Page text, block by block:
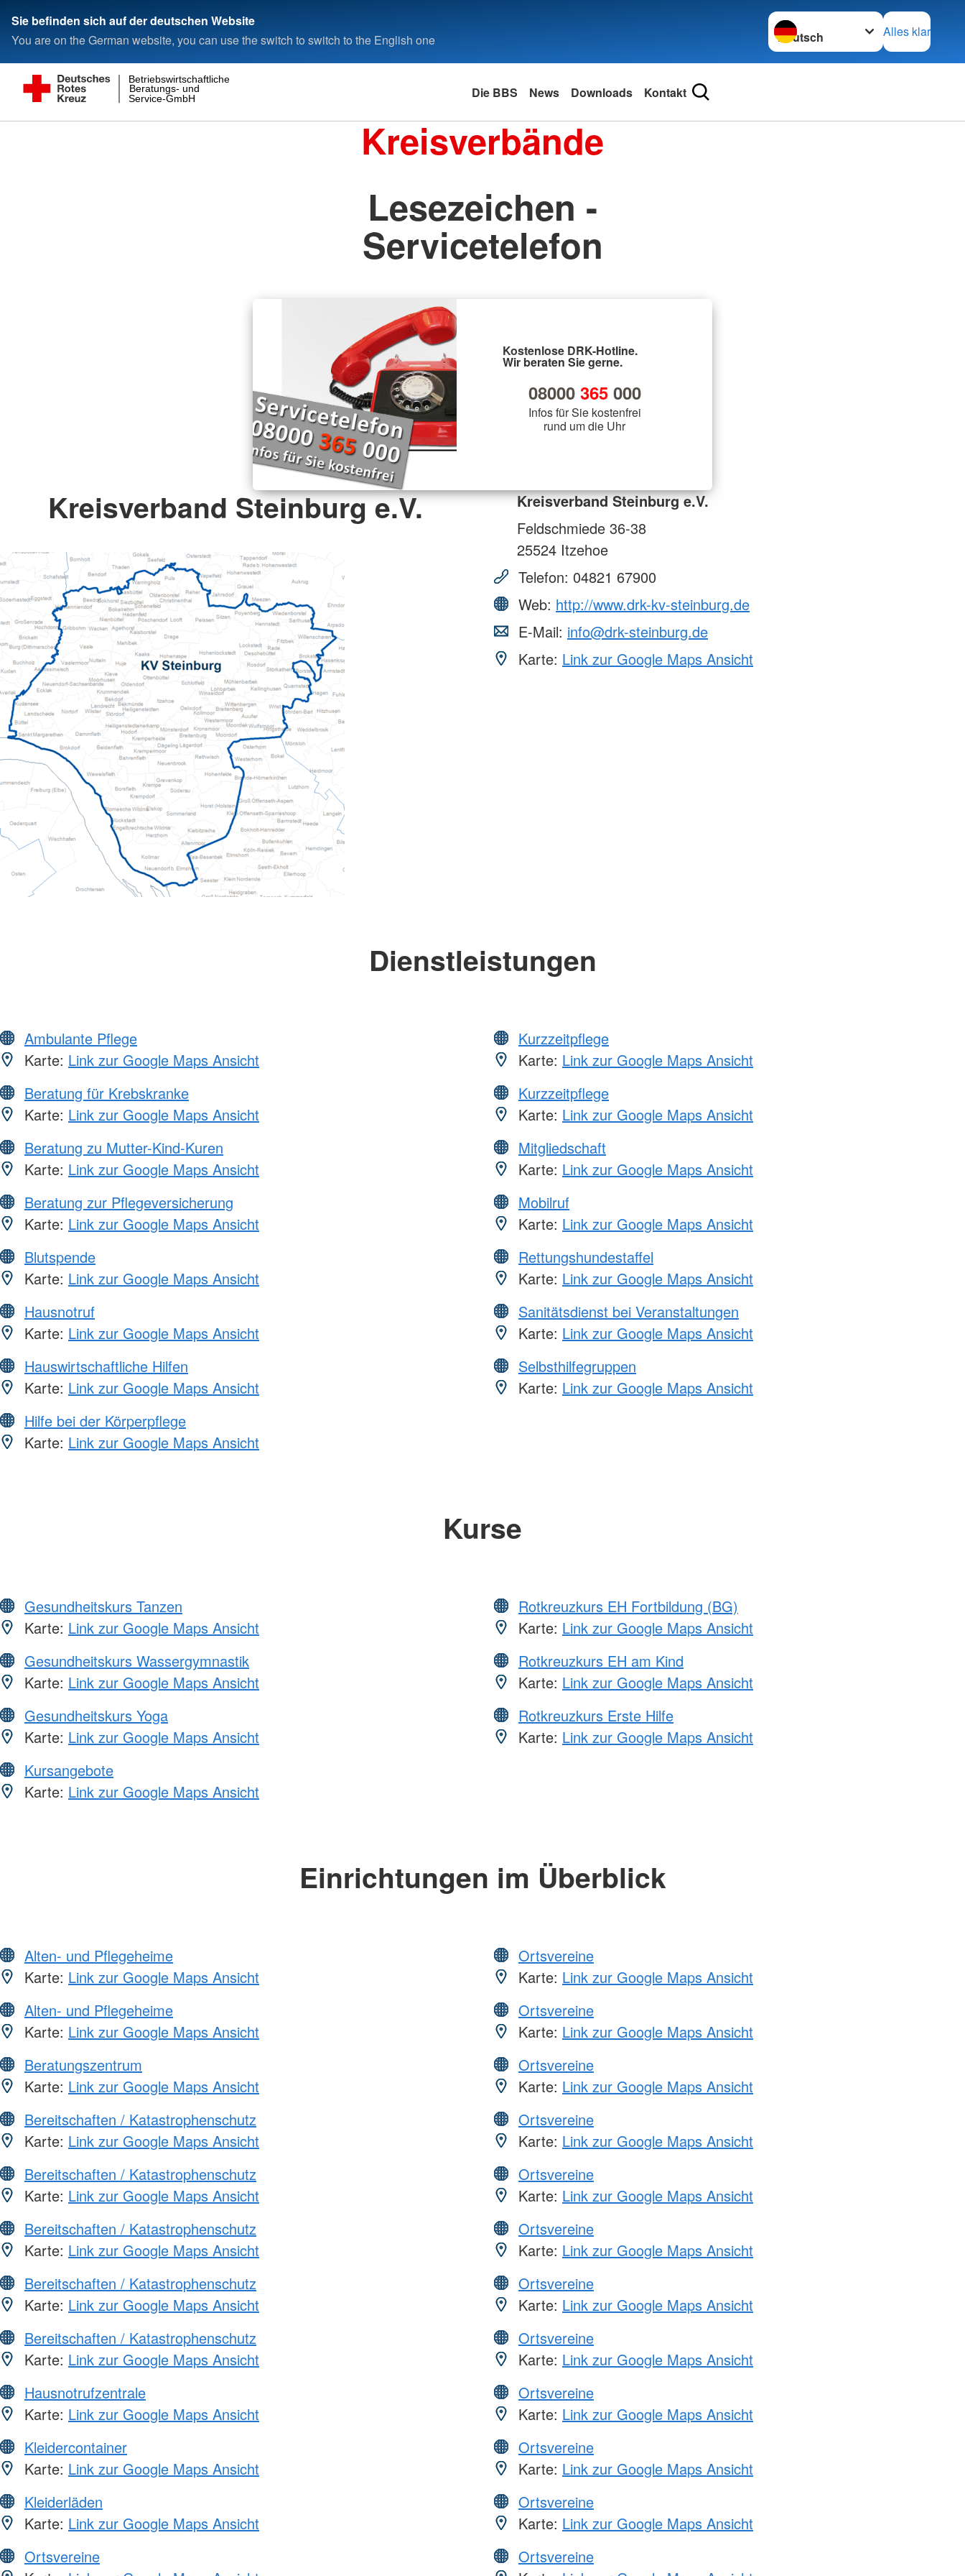
Sie befinden sich auf der deutschen Website
You are on the German website, you can use the switch to switch to the English one
Sprache wechseln zu
Alles klar
Service-GmbH
Beratungs- und
Betriebswirtschaftliche
Die BBS News Downloads Kontakt
Kreisverbände
Lesezeichen -
Servicetelefon
Kostenlose DRK-Hotline.
Wir beraten Sie gerne.
08000 365000
Infos für Sie kostenfrei
rund um die Uhr
Kreisverband Steinburg e.V.
Kreisverband Steinburg e.V.
Feldschmiede 36-38
25524 Itzehoe
Telefon: 04821 67900
Web: http://www.drk-kv-steinburg.de
E-Mail: info@drk-steinburg.de
Karte: Link zur Google Maps Ansicht
Dienstleistungen
Ambulante Pflege
Karte: Link zur Google Maps Ansicht
Beratung für Krebskranke
Karte: Link zur Google Maps Ansicht
Beratung zu Mutter-Kind-Kuren
Karte: Link zur Google Maps Ansicht
Beratung zur Pflegeversicherung
Karte: Link zur Google Maps Ansicht
Blutspende
Karte: Link zur Google Maps Ansicht
Hausnotruf
Karte: Link zur Google Maps Ansicht
Hauswirtschaftliche Hilfen
Karte: Link zur Google Maps Ansicht
Hilfe bei der Körperpflege
Karte: Link zur Google Maps Ansicht
Kurzzeitpflege
Karte: Link zur Google Maps Ansicht
Kurzzeitpflege
Karte: Link zur Google Maps Ansicht
Mitgliedschaft
Karte: Link zur Google Maps Ansicht
Mobilruf
Karte: Link zur Google Maps Ansicht
Rettungshundestaffel
Karte: Link zur Google Maps Ansicht
Sanitätsdienst bei Veranstaltungen
Karte: Link zur Google Maps Ansicht
Selbsthilfegruppen
Karte: Link zur Google Maps Ansicht
Kurse
Gesundheitskurs Tanzen
Karte: Link zur Google Maps Ansicht
Gesundheitskurs Wassergymnastik
Karte: Link zur Google Maps Ansicht
Gesundheitskurs Yoga
Karte: Link zur Google Maps Ansicht
Kursangebote
Karte: Link zur Google Maps Ansicht
Rotkreuzkurs EH Fortbildung (BG)
Karte: Link zur Google Maps Ansicht
Rotkreuzkurs EH am Kind
Karte: Link zur Google Maps Ansicht
Rotkreuzkurs Erste Hilfe
Karte: Link zur Google Maps Ansicht
Einrichtungen im Überblick
Alten- und Pflegeheime
Karte: Link zur Google Maps Ansicht
Alten- und Pflegeheime
Karte: Link zur Google Maps Ansicht
Beratungszentrum
Karte: Link zur Google Maps Ansicht
Bereitschaften / Katastrophenschutz
Karte: Link zur Google Maps Ansicht
Bereitschaften / Katastrophenschutz
Karte: Link zur Google Maps Ansicht
Bereitschaften / Katastrophenschutz
Karte: Link zur Google Maps Ansicht
Bereitschaften / Katastrophenschutz
Karte: Link zur Google Maps Ansicht
Bereitschaften / Katastrophenschutz
Karte: Link zur Google Maps Ansicht
Hausnotrufzentrale
Karte: Link zur Google Maps Ansicht
Kleidercontainer
Karte: Link zur Google Maps Ansicht
Kleiderläden
Karte: Link zur Google Maps Ansicht
Ortsvereine
Ortsvereine
Karte: Link zur Google Maps Ansicht
Ortsvereine
Karte: Link zur Google Maps Ansicht
Ortsvereine
Karte: Link zur Google Maps Ansicht
Ortsvereine
Karte: Link zur Google Maps Ansicht
Ortsvereine
Karte: Link zur Google Maps Ansicht
Ortsvereine
Karte: Link zur Google Maps Ansicht
Ortsvereine
Karte: Link zur Google Maps Ansicht
Ortsvereine
Karte: Link zur Google Maps Ansicht
Ortsvereine
Karte: Link zur Google Maps Ansicht
Ortsvereine
Karte: Link zur Google Maps Ansicht
Ortsvereine
Karte: Link zur Google Maps Ansicht
Ortsvereine